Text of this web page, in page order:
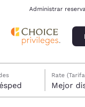
Administrar
1 huésped
Rate
Mejor